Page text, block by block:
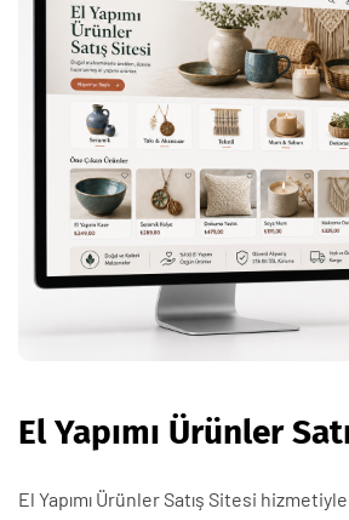
El Yapımı Ürünler
El Yapımı Ürünler Satış Sitesi